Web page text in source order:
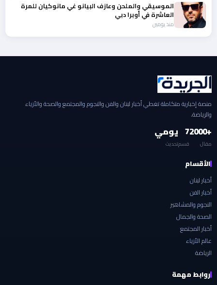
الموسيقي والملحن وعازف البيانو غي مانوكيان للمرة
العاشرة في أوبرا دبي
منذ يومين
منصة إخبارية متكاملة تغطي أخبار لبنان والفن والنجوم والمجتمع والصحة والأزياء
والرياضة.
+2000
مقال
7
قسم
يومي
تحديث
الأقسام
أخبار لبنان
أخبار الفن
النجوم والمشاهير
الصحة والجمال
أخبار المجتمع
عالم الأزياء
الرياضة
روابط مهمة